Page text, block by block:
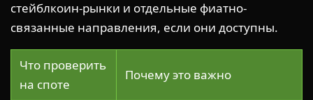
стейблкоин-рынки и отдельные фиатно-
связанные направления, если они доступны.
Что проверить
на споте
Почему это важно